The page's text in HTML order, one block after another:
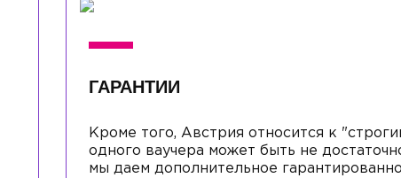
ГАРАНТИИ
Кроме того, Австрия относится к
одного ваучера может быть не
мы даем дополнительное